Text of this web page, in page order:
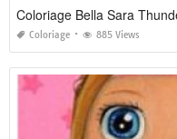
Coloriage Bella Sara
Coloriage 885 Views